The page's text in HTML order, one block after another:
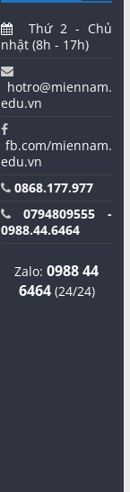
Thứ 2 - Chủ
nhật (8h - 17h)
hotro@miennam.
edu.vn
fb.com/miennam.
edu.vn
0868.177.977
0794809555 -
0988.44.6464
Zalo:0988 44
6464(24/24)